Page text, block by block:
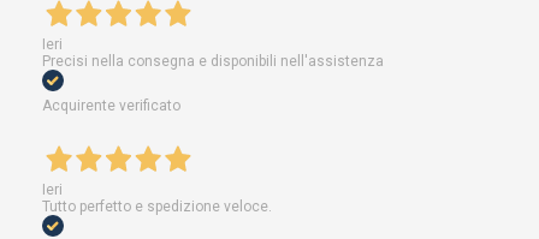
Ieri
Precisi nella consegna e disponibili nell'assistenza
Acquirente verificato
Ieri
Tutto perfetto e spedizione veloce.